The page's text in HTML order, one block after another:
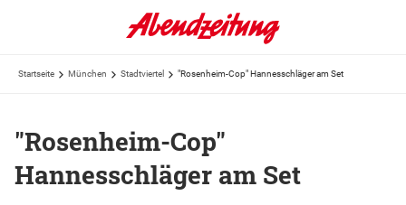
Startseite München Stadtviertel "Rosenheim-Cop" Hannesschläger am Set
"Rosenheim-Cop"
Hannesschläger am Set